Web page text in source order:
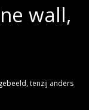
wall,
tenzij anders